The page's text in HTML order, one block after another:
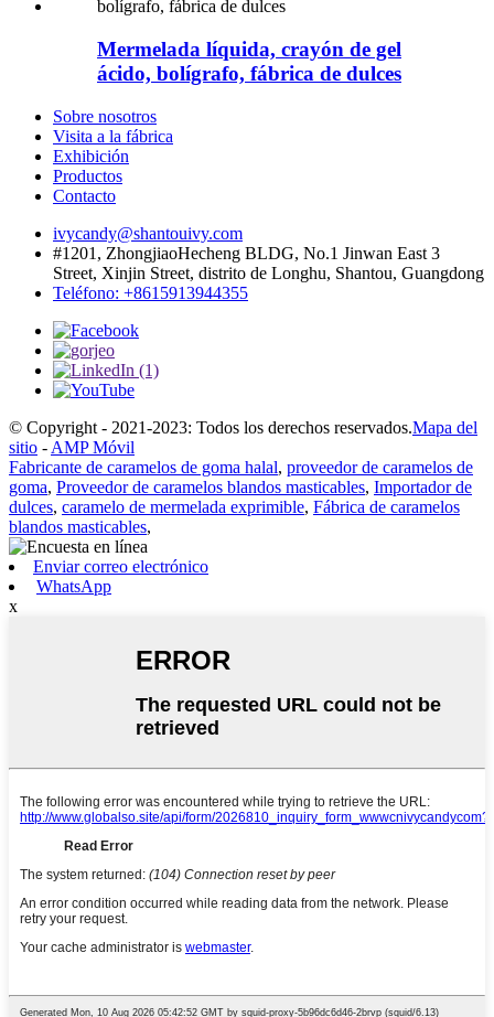
Mermelada líquida, crayón de gel
ácido, bolígrafo, fábrica de dulces
Sobre nosotros
Visita a la fábrica
Exhibición
Productos
Contacto
ivycandy@shantouivy.com
#1201, ZhongjiaoHecheng BLDG, No.1 Jinwan East 3
Street, Xinjin Street, distrito de Longhu, Shantou, Guangdong
Teléfono: +8615913944355
© Copyright - 2021-2023: Todos los derechos reservados.Mapa del
sitio - AMP Móvil
Fabricante de caramelos de goma halal, proveedor de caramelos de
goma, Proveedor de caramelos blandos masticables, Importador de
dulces, caramelo de mermelada exprimible, Fábrica de caramelos
blandos masticables,
Enviar correo electrónico
WhatsApp
x